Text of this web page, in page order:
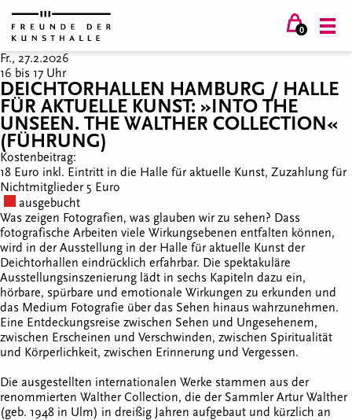
0
Fr., 27.2.2026
16 bis 17 Uhr
DEICHTORHALLEN HAMBURG / HALLE
FÜR AKTUELLE KUNST: »INTO THE
UNSEEN. THE WALTHER COLLECTION«
(FÜHRUNG)
Kostenbeitrag:
18 Euro inkl. Eintritt in die Halle für aktuelle Kunst, Zuzahlung für
Nichtmitglieder 5 Euro
ausgebucht
Was zeigen Fotografien, was glauben wir zu sehen? Dass
fotografische Arbeiten viele Wirkungsebenen entfalten können,
wird in der Ausstellung in der Halle für aktuelle Kunst der
Deichtorhallen eindrücklich erfahrbar. Die spektakuläre
Ausstellungsinszenierung lädt in sechs Kapiteln dazu ein,
hörbare, spürbare und emotionale Wirkungen zu erkunden und
das Medium Fotografie über das Sehen hinaus wahrzunehmen.
Eine Entdeckungsreise zwischen Sehen und Ungesehenem,
zwischen Erscheinen und Verschwinden, zwischen Spiritualität
und Körperlichkeit, zwischen Erinnerung und Vergessen.
Die ausgestellten internationalen Werke stammen aus der
renommierten Walther Collection, die der Sammler Artur Walther
(geb. 1948 in Ulm) in dreißig Jahren aufgebaut und kürzlich an